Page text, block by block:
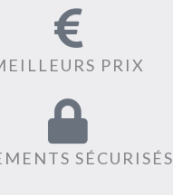
PRIX
SÉCURISÉS